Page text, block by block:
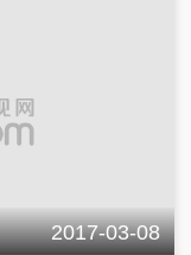
2017-03-08